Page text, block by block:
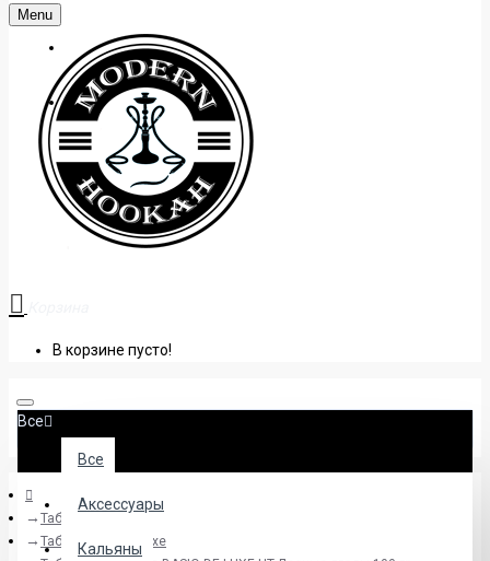
Регистрация
+38 (095) 945 04 33
Menu
В корзине пусто!
Все
Все
Аксессуары
Кальяны
Табак
Табак Basio De Luxe